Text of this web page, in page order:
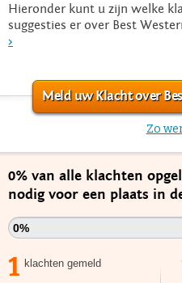
Hieronder kunt u zijn welke
suggesties er over Best
>
Meld uw Klacht over
Zo
0% van alle klachten
nodig voor een plaats in
0%
1 klachten gemeld